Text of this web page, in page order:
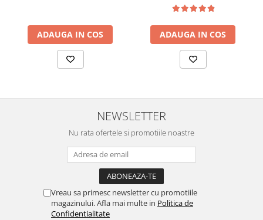
ADAUGA IN COS ADAUGA IN COS
NEWSLETTER
Nu rata ofertele si promotiile noastre
Vreau sa primesc newsletter cu promotiile
magazinului. Afla mai multe in Politica de
Confidentialitate